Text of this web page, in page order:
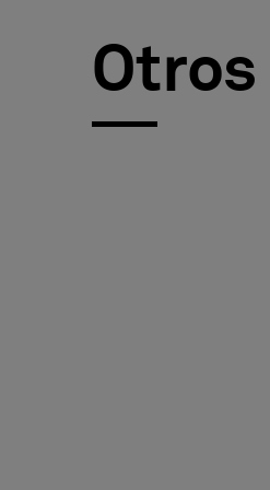
Sobre nosotros
Otros